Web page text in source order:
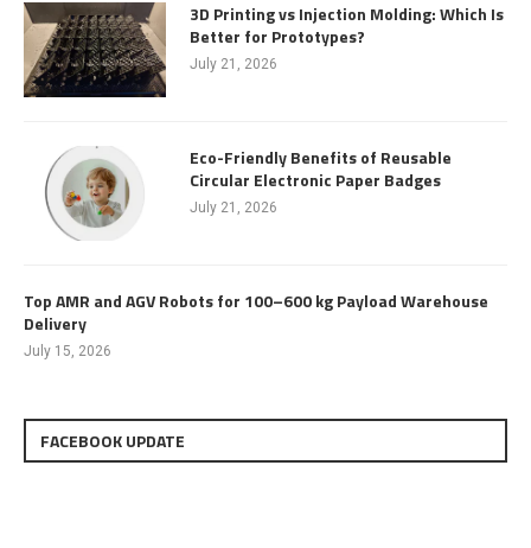
3D Printing vs Injection Molding: Which Is
Better for Prototypes?
July 21, 2026
Eco-Friendly Benefits of Reusable
Circular Electronic Paper Badges
July 21, 2026
Top AMR and AGV Robots for 100–600 kg Payload Warehouse
Delivery
July 15, 2026
FACEBOOK UPDATE